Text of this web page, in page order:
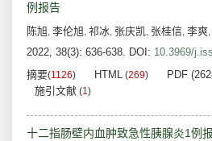
例报告
陈旭, 李伦旭, 祁冰, 张庆凯, 张桂信, 李爽,
2022, 38(3): 636-638. DOI: 10.3969/
摘要(1126) HTML (269) PDF
施引文献 (1)
十二指肠壁内血肿致急性胰腺炎1例